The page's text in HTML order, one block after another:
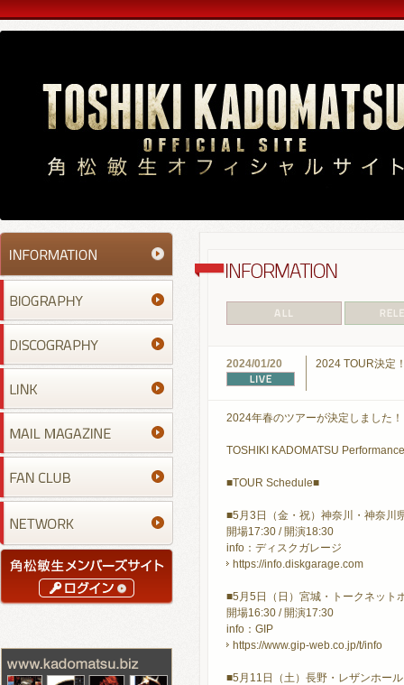
2024/01/20 2024 TOUR決定
2024年春のツアーが決定しました！
TOSHIKI KADOMATSU
■TOUR Schedule■
■5月3日（金・祝）神奈川・神奈川
開場17:30 / 開演18:30
info：ディスクガレージ
https://info.diskgarage.com
■5月5日（日）宮城・トークネット
開場16:30 / 開演17:30
info：GIP
https://www.gip-web.co.jp/t/info
■5月11日（土）長野・レザンホー